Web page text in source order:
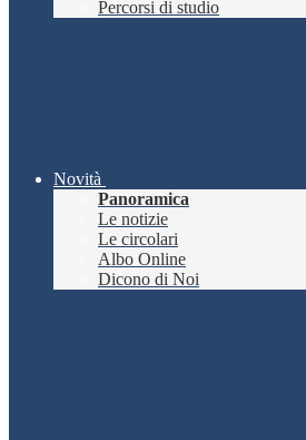
Percorsi di studio
Novità
Panoramica
Le notizie
Le circolari
Albo Online
Dicono di Noi